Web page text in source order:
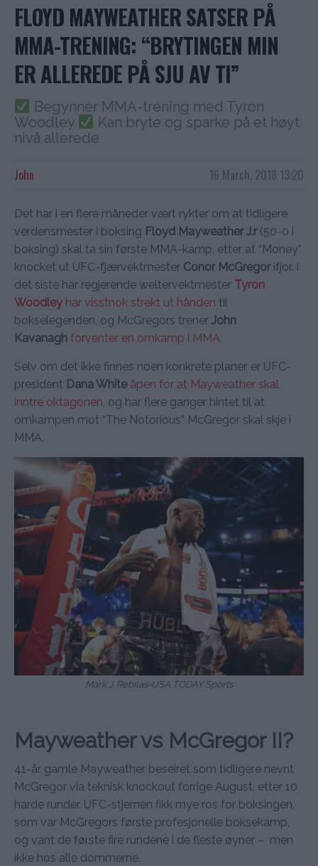
FLOYD MAYWEATHER SATSER PÅ
MMA-TRENING: “BRYTINGEN MIN
ER ALLEREDE PÅ SJU AV TI”
Begynner MMA-trening med Tyron
Woodley
Kan bryte og sparke på et høyt
nivå allerede
16 March, 2018 13:20
John
Det har i en flere måneder vært rykter om at tidligere
verdensmester i boksing Floyd Mayweather J.r(50-0 i
boksing) skal ta sin første MMA-kamp, etter at “Money”
knocket ut UFC-fjærvektmester Conor McGregorifjor. I
det siste har regjerende weltervektmester Tyron
Woodley har visstnok strekt ut hånden til
bokselegenden, og McGregors trener John
Kavanagh forventer en omkamp i MMA.
Selv om det ikke finnes noen konkrete planer, er UFC-
president Dana White åpen for at Mayweather skal
inntre oktagonen, og har flere ganger hintet til at
omkampen mot “The Notorious” McGregor skal skje i
MMA.
Mark J. Rebilas-USA TODAY Sports
Mayweather vs McGregor II?
41-år gamle Mayweather beseiret som tidligere nevnt
McGregor via teknisk knockout forrige August, etter 10
harde runder. UFC-stjernen fikk mye ros for boksingen,
som var McGregors første profesjonelle boksekamp,
og vant de første fire rundene i de fleste øyner – men
ikke hos alle dommerne.